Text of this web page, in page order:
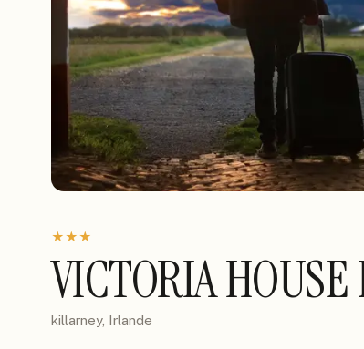
★★★
VICTORIA
killarney, Irlande